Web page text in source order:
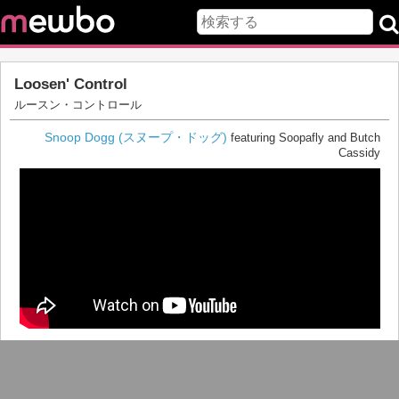
Loosen' Control
ルースン・コントロール
Snoop Dogg (スヌープ・ドッグ) featuring Soopafly and Butch
Cassidy